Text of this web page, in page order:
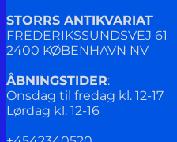
STORRS ANTIKVARIAT
FREDERIKSSUNDSVEJ 61
2400 KØBENHAVN NV
ÅBNINGSTIDER:
Onsdag til fredag kl. 12-17
Lørdag kl. 12-16